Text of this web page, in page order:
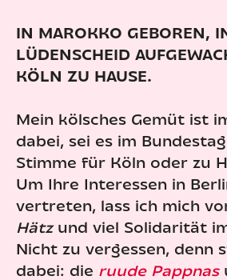
IN MAROKKO GEBOREN,
LÜDENSCHEID
KÖLN ZU HAUSE.
Mein kölsches Gemüt ist
dabei, sei es im
Stimme für Köln oder zu
Um Ihre Interessen in
vertreten, lass ich mich
Hätz und viel Solidarität
Nicht zu vergessen, denn
dabei: die ruude Pappnas